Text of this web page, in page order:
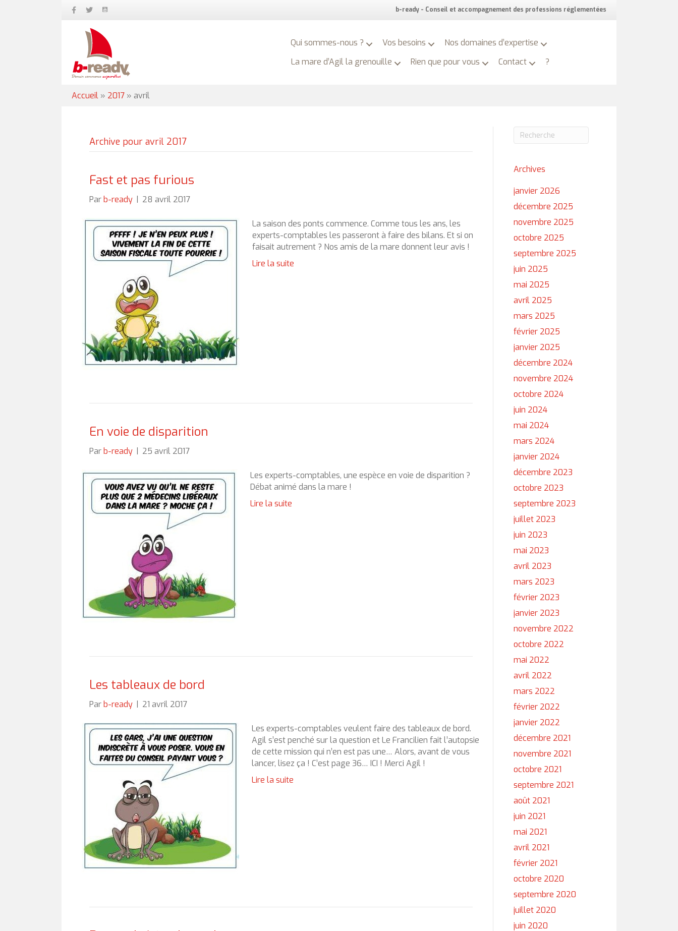
b-ready - Conseil et accompagnement des professions réglementées
Qui sommes-nous ? Vos besoins
Nos domaines d’expertise
La mare d’Agil la grenouille
Rien que pour vous Contact ?
Accueil » 2017 » avril
Archive pour avril 2017
Fast et pas furious
Par b-ready 28 avril 2017
La saison des ponts commence. Comme tous les ans, les
experts-comptables les passeront à faire des bilans. Et si on
faisait autrement ? Nos amis de la mare donnent leur avis !
Lire la suite
En voie de disparition
Par b-ready 25 avril 2017
Les experts-comptables, une espèce en voie de disparition ?
Débat animé dans la mare !
Lire la suite
Les tableaux de bord
Par b-ready 21 avril 2017
Les experts-comptables veulent faire des tableaux de bord.
Agil s’est penché sur la question et Le Francilien fait l’autopsie
de cette mission qui n’en est pas une… Alors, avant de vous
lancer, lisez ça ! C’est page 36… ICI ! Merci Agil !
Lire la suite
Archives
janvier 2026
décembre 2025
novembre 2025
octobre 2025
septembre 2025
juin 2025
mai 2025
avril 2025
mars 2025
février 2025
janvier 2025
décembre 2024
novembre 2024
octobre 2024
juin 2024
mai 2024
mars 2024
janvier 2024
décembre 2023
octobre 2023
septembre 2023
juillet 2023
juin 2023
mai 2023
avril 2023
mars 2023
février 2023
janvier 2023
novembre 2022
octobre 2022
mai 2022
avril 2022
mars 2022
février 2022
janvier 2022
décembre 2021
novembre 2021
octobre 2021
septembre 2021
août 2021
juin 2021
mai 2021
avril 2021
février 2021
octobre 2020
septembre 2020
juillet 2020
juin 2020